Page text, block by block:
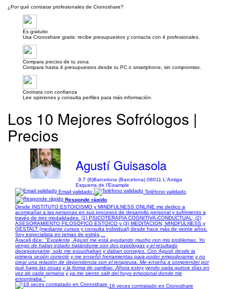
¿Por qué contratar profesionales de Cronoshare?
Es gratuito
Usa Cronoshare gratis: recibe presupuestos y contacta con 4 profesionales.
Compara precios de tu zona
Compara hasta 4 presupuestos desde tu PC o smartphone, sin compromiso.
Contrata con confianza
Lee opiniones y consulta perfiles para más información.
Los 10 Mejores Sofrólogos |
Precios
Agustí Guisasola
9,7 (8)Barcelona (Barcelona) 08011 L'Antiga
Esquerra de l'Eixample
Email validado
Teléfono validado
Responde rápido
Desde INSTITUTO ESTOICISMO y MINDFULNESS ONLINE me dedico a
acompañar a las personas en sus procesos de desarrollo personal y sufrimiento a
través de tres modalidades: (1) PSICOTERAPIA COGNITIVA-CONDUCTUAL; (2)
ASESORAMIENTO FILOSÓFICO ESTOICO y (3) MEDITACIÓN, MINDFULNESS y
GESTALT (mediante cursos y consulta individual) desde hace más de veinte años.
Soy especialista en temas de estrés,...
Araceli dice: "Excelente, Agustí me está ayudando mucho con mis problemas. Yo
vengo de haber estado tratándome con dos psicólogas y el resultado
decepcionante, solo me escuchaban y daban consejos. Con Agustí desde la
primera sesión conecté y me enseñó herramientas para poder empoderarme y no
crear una relación de dependencia con el terapeuta. Me enseña a comprender por
qué hago las cosas y la forma de cambiar. Ahora estoy yendo cada quince días en
vez de cada semana y ya me siento salir del hoyo emocional donde me
encontraba."
16 veces contratado en Cronoshare